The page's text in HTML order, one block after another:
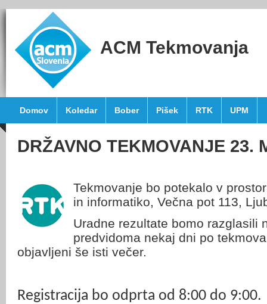
ACM Tekmovanja
Domov Koledar Bober Pišek RTK UPM
DRŽAVNO TEKMOVANJE 23.
Tekmovanje bo potekalo v
in informatiko, Večna pot 113,
Uradne rezultate bomo razglasili
predvidoma nekaj dni po
objavljeni še isti večer.
Registracija bo odprta od 8:00 do 9:00.